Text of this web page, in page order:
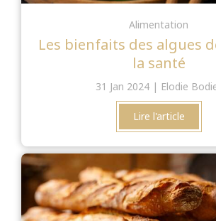
Alimentation
Les bienfaits des algues
la santé
31 Jan 2024 Elodie
Lire l'article